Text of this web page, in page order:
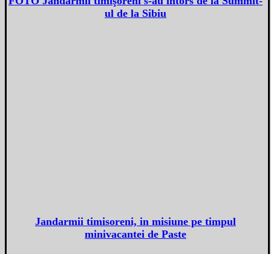
ul de la Sibiu
Jandarmii timisoreni, in misiune pe timpul
minivacantei de Paste